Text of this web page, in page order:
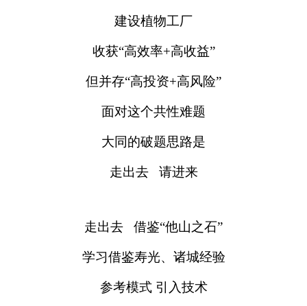
建设植物工厂
收获“高效率+高收益”
但并存“高投资+高风险”
面对这个共性难题
大同的破题思路是
走出去 请进来
走出去 借鉴“他山之石”
学习借鉴寿光、诸城经验
参考模式 引入技术